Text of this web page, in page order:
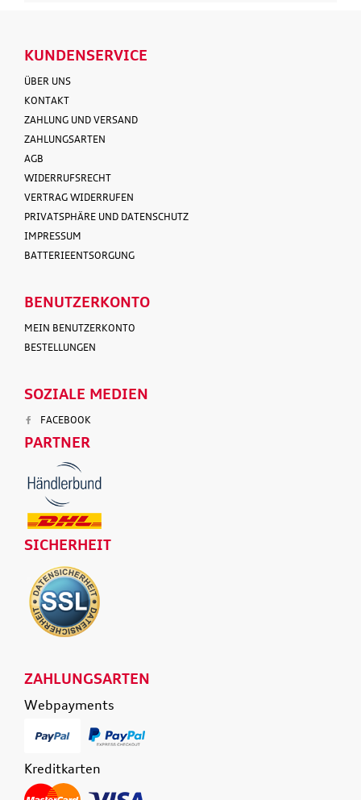
KUNDENSERVICE
ÜBER UNS
KONTAKT
ZAHLUNG UND VERSAND
ZAHLUNGSARTEN
AGB
WIDERRUFSRECHT
VERTRAG WIDERRUFEN
PRIVATSPHÄRE UND DATENSCHUTZ
IMPRESSUM
BATTERIEENTSORGUNG
BENUTZERKONTO
MEIN BENUTZERKONTO
BESTELLUNGEN
SOZIALE MEDIEN
FACEBOOK
PARTNER
SICHERHEIT
ZAHLUNGSARTEN
Webpayments
Kreditkarten